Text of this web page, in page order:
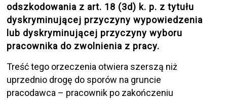
odszkodowania z art. 18 (3d) k. p. z tytułu
dyskryminującej przyczyny wypowiedzenia
lub dyskryminującej przyczyny wyboru
pracownika do zwolnienia z pracy.
Treść tego orzeczenia otwiera szerszą niż
uprzednio drogę do sporów na gruncie
pracodawca – pracownik po zakończeniu